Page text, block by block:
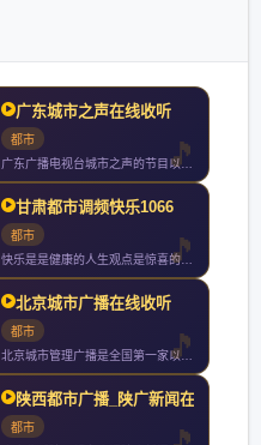
广东城市之声在线收听
都市
广东广播电视台城市之声的节目以丰富多样性和都市色彩为特征每天
甘肃都市调频快乐1066
都市
快乐是是健康的人生观点是惊喜的节目内容是流行的都市文化是热情
北京城市广播在线收听
都市
北京城市管理广播是全国第一家以城市管理和服务为主要内容的广播
陕西都市广播_陕广新闻在
都市